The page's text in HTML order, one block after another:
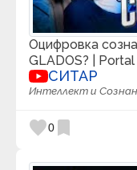
Оцифровка
GLADOS? | Portal
СИТАР
Интеллект и
favorite0 bookmark